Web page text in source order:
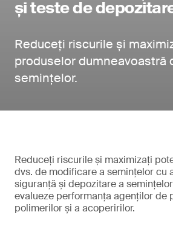
și teste de
Reduceți riscurile și
produselor dumneavoastră
semințelor.
Reduceți riscurile și maximizați
dvs. de modificare a semințelor cu
siguranță și depozitare a
evalueze performanța agenților de
polimerilor și a acoperirilor.